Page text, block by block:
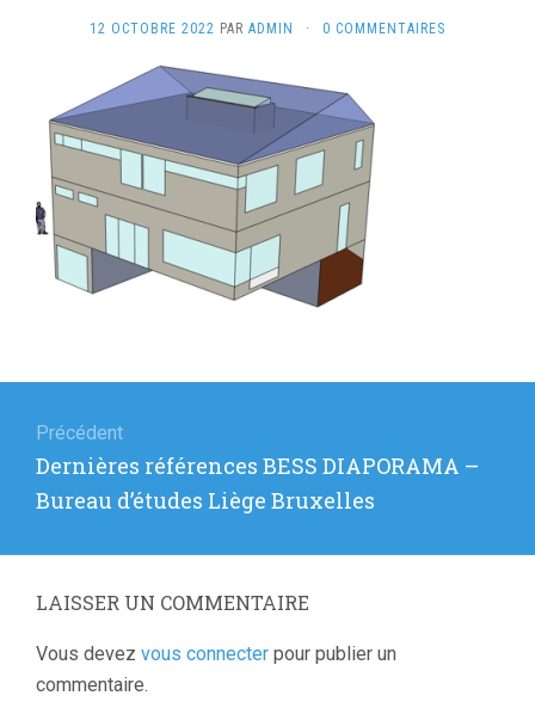
12 OCTOBRE 2022 PAR ADMIN · 0 COMMENTAIRES
de
l’article
Précédent
Article
précédent
Dernières références BESS DIAPORAMA –
Bureau d’études Liège Bruxelles
LAISSER UN COMMENTAIRE
Vous devez vous connecter pour publier un
commentaire.